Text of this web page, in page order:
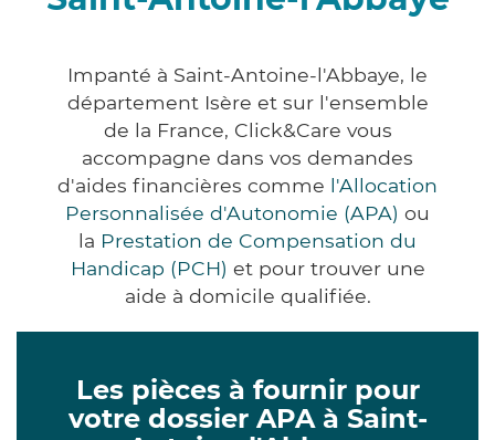
Impanté à Saint-Antoine-l'Abbaye, le
département Isère et sur l'ensemble
de la France, Click&Care vous
accompagne dans vos demandes
d'aides financières comme l'Allocation
Personnalisée d'Autonomie (APA) ou
la Prestation de Compensation du
Handicap (PCH) et pour trouver une
aide à domicile qualifiée.
Les pièces à fournir pour
votre dossier APA à Saint-